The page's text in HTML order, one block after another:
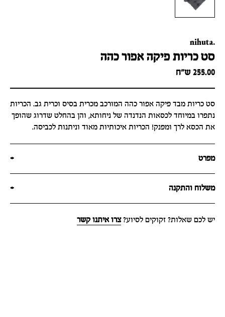
nihuta.
סט כריות פיקה אפור כהה
255.00 ש״ח
סט כריות מבד פיקה אפור כהה המורכב מכרית בסיס וכרית גב. הכריות
נתפרו במיוחד לכסאות הנדנדה של ניחותא, והן בהחלט שדרוג שהופך
את הכסא לרך ומפנק! הכריות איכותיות מאוד וניתנות לכביסה.
מפרט +
משלוח והתקנה +
יש לכם שאלות? זקוקים לסיוע?צרו איתנו קשר